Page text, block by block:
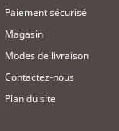
Paiement sécurisé
Magasin
Modes de livraison
Contactez-nous
Plan du site